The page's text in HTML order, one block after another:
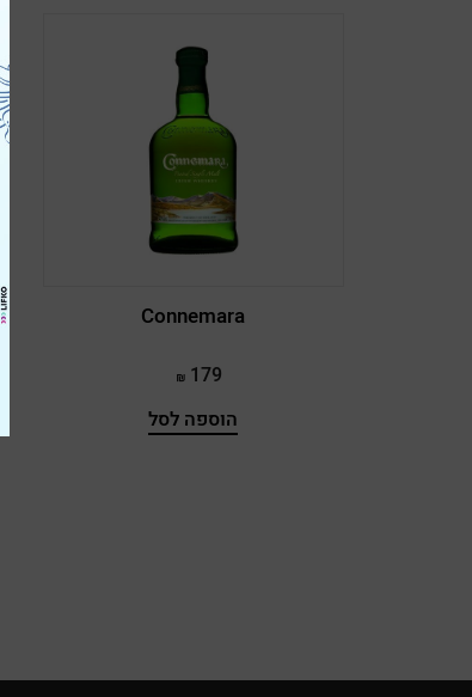
Connemara
179
הוספה לסל